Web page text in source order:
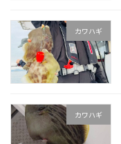
カワハギ
カワハギ